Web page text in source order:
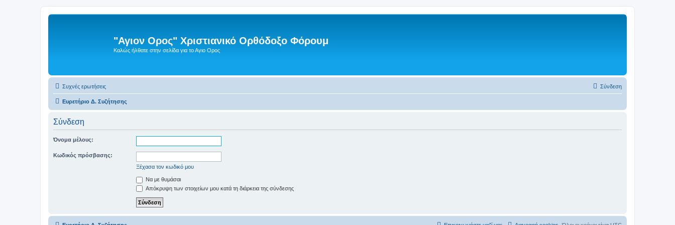
"Αγιον Ορος" Χριστιανικό Ορθόδοξο Φόρουμ
Καλώς ήλθατε στην σελίδα για το Αγιο Ορος
Συχνές ερωτήσεις Σύνδεση
Ευρετήριο Δ. Συζήτησης
Σύνδεση
Όνομα μέλους:
Κωδικός πρόσβασης:
Ξέχασα τον κωδικό μου
Να με θυμάσαι
Απόκρυψη των στοιχείων μου κατά τη διάρκεια της σύνδεσης